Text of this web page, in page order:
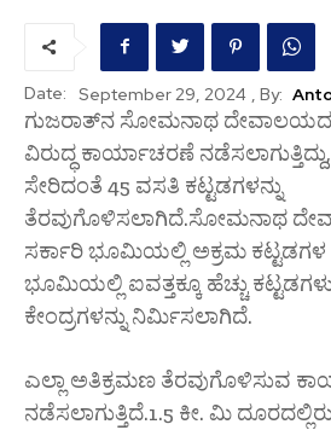
Date: September 29, 2024 , By:
ಗುಜರಾತ್‌ನ ಸೋಮನಾಥ ದೇವಾಲಯದ
ವಿರುದ್ಧ ಕಾರ್ಯಾಚರಣೆ
ಸೇರಿದಂತೆ 45 ವಸತಿ ಕಟ್ಟಡಗಳನ್ನು
ತೆರವುಗೊಳಿಸಲಾಗಿದೆ.ಸೋಮನಾಥ
ಸರ್ಕಾರಿ ಭೂಮಿಯಲ್ಲಿ ಅಕ್ರಮ ಕಟ್ಟಡಗಳ
ಭೂಮಿಯಲ್ಲಿ ಐವತ್ತಕ್ಕೂ ಹೆಚ್ಚು
ಕೇಂದ್ರಗಳನ್ನು ನಿರ್ಮಿಸಲಾಗಿದೆ.
ಎಲ್ಲಾ ಅತಿಕ್ರಮಣ ತೆರವುಗೊಳಿಸುವ
ನಡೆಸಲಾಗುತ್ತಿದೆ.1.5 ಕೀ. ಮಿ